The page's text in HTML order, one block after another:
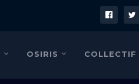
OSIRIS COLLECTIF